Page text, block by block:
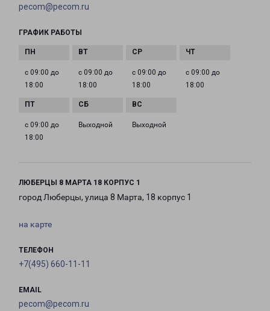
pecom@pecom.ru
ГРАФИК РАБОТЫ
с 09:00 до
18:00
с 09:00 до
18:00
с 09:00 до
18:00
с 09:00 до
18:00
с 09:00 до
18:00
Выходной Выходной
ЛЮБЕРЦЫ 8 МАРТА 18 КОРПУС 1
город Люберцы, улица 8 Марта, 18 корпус 1
на карте
ТЕЛЕФОН
+7(495) 660-11-11
EMAIL
pecom@pecom.ru